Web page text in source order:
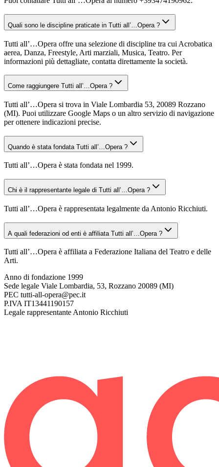
Quali sono le discipline praticate in Tutti all’…Opera ?
Tutti all’…Opera offre una selezione di discipline tra cui Acrobatica
aerea, Danza, Freestyle, Arti marziali, Musica, Teatro. Per
informazioni più dettagliate, contatta direttamente la società.
Come raggiungere Tutti all’…Opera ?
Tutti all’…Opera si trova in Viale Lombardia 53, 20089 Rozzano
(MI). Puoi utilizzare Google Maps o un altro servizio di navigazione
per ottenere indicazioni precise.
Quando è stata fondata Tutti all’…Opera ?
Tutti all’…Opera è stata fondata nel 1999.
Chi è il rappresentante legale di Tutti all’…Opera ?
Tutti all’…Opera è rappresentata legalmente da Antonio Ricchiuti.
A quali federazioni od enti è affiliata Tutti all’…Opera ?
Tutti all’…Opera è affiliata a Federazione Italiana del Teatro e delle
Arti.
Anno di fondazione 1999
Sede legale Viale Lombardia, 53, Rozzano 20089 (MI)
PEC tutti-all-opera@pec.it
P.IVA IT13441190157
Legale rappresentante Antonio Ricchiuti